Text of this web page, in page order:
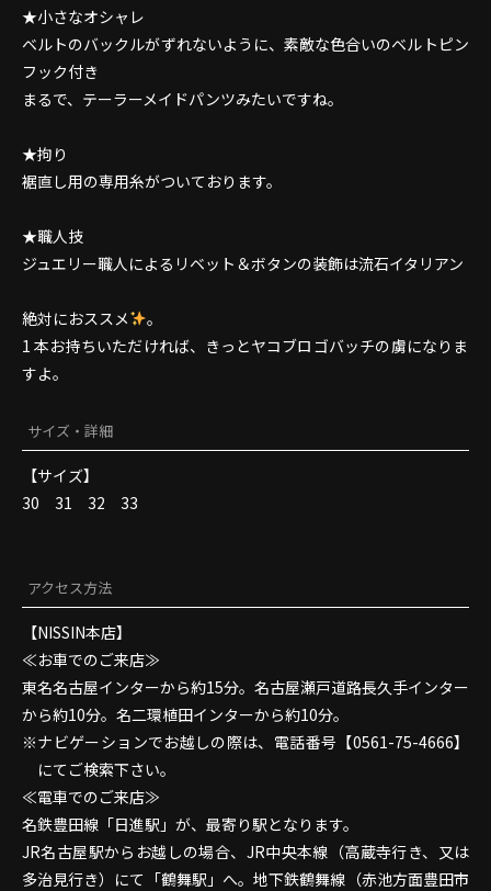
★小さなオシャレ
ベルトのバックルがずれないように、素敵な色合いのベルトピン
フック付き
まるで、テーラーメイドパンツみたいですね。
★拘り
裾直し用の専用糸がついております。
★職人技
ジュエリー職人によるリベット＆ボタンの装飾は流石イタリアン
絶対におススメ
。
1 本お持ちいただければ、きっとヤコブロゴバッチの虜になりま
すよ。
サイズ・詳細
【サイズ】
30 31 32 33
アクセス方法
【NISSIN本店】
≪お車でのご来店≫
東名名古屋インターから約15分。名古屋瀬戸道路長久手インター
から約10分。名二環植田インターから約10分。
ナビゲーションでお越しの際は、電話番号【0561-75-4666】
にてご検索下さい。
≪電車でのご来店≫
名鉄豊田線「日進駅」が、最寄り駅となります。
JR名古屋駅からお越しの場合、JR中央本線（高蔵寺行き、又は
多治見行き）にて「鶴舞駅」へ。地下鉄鶴舞線（赤池方面豊田市